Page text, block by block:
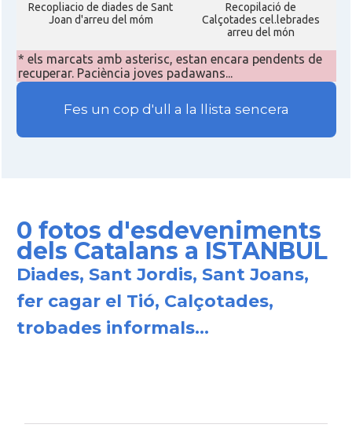
Recopliacio de diades de Sant
Joan d'arreu del móm
Recopilació de
Calçotades cel.lebrades
arreu del món
* els marcats amb asterisc, estan encara pendents de
recuperar. Paciència joves padawans...
Fes un cop d'ull a la llista sencera
0 fotos d'esdeveniments
dels Catalans a ISTANBUL
Diades, Sant Jordis, Sant Joans,
fer cagar el Tió, Calçotades,
trobades informals...